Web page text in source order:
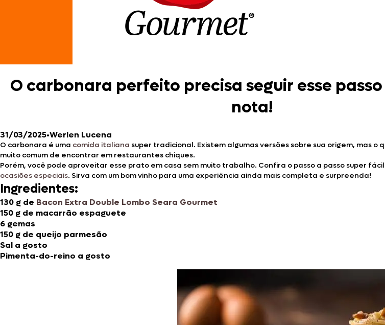
O carbonara perfeito precisa seguir esse
nota!
31/03/2025•Werlen Lucena
O carbonara é uma comida italiana super tradicional. Existem algumas versões sobre sua origem, mas
muito comum de encontrar em restaurantes chiques.
Porém, você pode aproveitar esse prato em casa sem muito trabalho. Confira o passo a passo super
ocasiões especiais. Sirva com um bom vinho para uma experiência ainda mais completa e surpreenda!
Ingredientes:
130 g de Bacon Extra Double Lombo Seara Gourmet
150 g de macarrão espaguete
6 gemas
150 g de queijo parmesão
Sal a gosto
Pimenta-do-reino a gosto